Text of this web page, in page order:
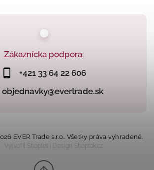
Zákaznícka podpora:
+421 33 64 22 606
objednavky@evertrade.sk
EVER Trade s.r.o.. Všetky práva vyhradené.
Vytvořil Shoptet | Design Shoptak.cz